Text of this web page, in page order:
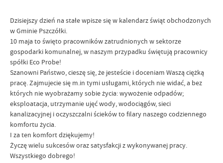
Dzisiejszy dzień na stałe wpisze się w kalendarz świąt obchodzonych
w Gminie Pszczółki.
10 maja to święto pracowników zatrudnionych w sektorze
gospodarki komunalnej, w naszym przypadku świętują pracownicy
spółki Eco Probe!
Szanowni Państwo, cieszę się, że jesteście i doceniam Waszą ciężką
pracę. Zajmujecie się m.in tymi usługami, których nie widać, a bez
których nie wyobrażamy sobie życia: wywożenie odpadów;
eksploatacja, utrzymanie ujęć wody, wodociągów, sieci
kanalizacyjnej i oczyszczalni ścieków to filary naszego codziennego
komfortu życia.
I za ten komfort dziękujemy!
Życzę wielu sukcesów oraz satysfakcji z wykonywanej pracy.
Wszystkiego dobrego!